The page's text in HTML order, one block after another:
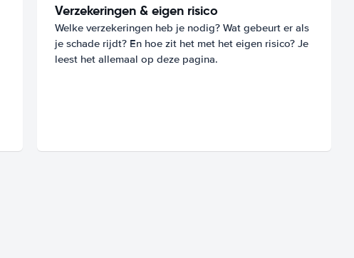
Verzekeringen & eigen risico
Welke verzekeringen heb je nodig? Wat gebeurt er als
je schade rijdt? En hoe zit het met het eigen risico? Je
leest het allemaal op deze pagina.